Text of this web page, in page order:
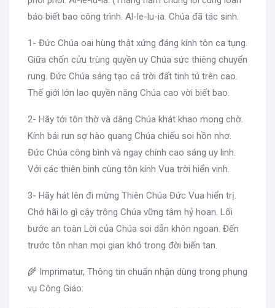
báo biết bao công trình. Al-le-lu-ia. Chúa đã tác sinh.
1- Đức Chúa oai hùng thật xứng đáng kính tôn ca tụng.
Giữa chốn cửu trùng quyền uy Chúa sức thiêng chuyển
rung. Đức Chúa sáng tạo cả trời đất tinh tú trên cao.
Thế giới lớn lao quyền năng Chúa cao vời biết bao.
2- Hãy tới tôn thờ và dâng Chúa khát khao mong chờ.
Kính bái run sợ hào quang Chúa chiếu soi hồn nhơ.
Đức Chúa công bình và ngay chính cao sáng uy linh.
Với các thiên binh cùng tôn kính Vua trời hiển vinh.
3- Hãy hát lên đi mừng Thiên Chúa Đức Vua hiển trị.
Chớ hãi lo gì cậy trông Chúa vững tâm hỷ hoan. Lối
bước an toàn Lời của Chúa soi dẫn khôn ngoan. Đến
trước tôn nhan mọi gian khó trong đời biến tan.
🌾 Imprimatur, Thông tin chuẩn nhận dùng trong phụng
vụ Công Giáo: